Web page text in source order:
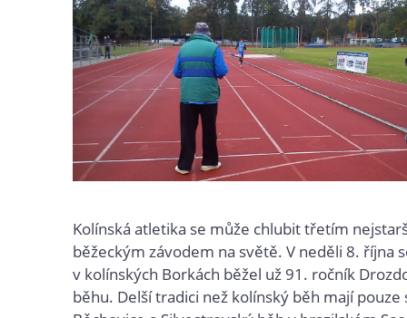
Kolínská atletika se může chlubit třetím
běžeckým závodem na světě. V neděli 8. října
v kolínských Borkách běžel už 91. ročník
běhu. Delší tradici než kolínský běh mají pouze